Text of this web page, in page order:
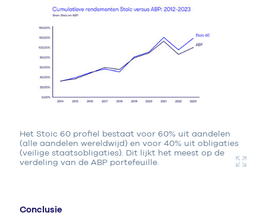
Het Stoic 60 profiel bestaat voor 60% uit aandelen
(alle aandelen wereldwijd) en voor 40% uit obligaties
(veilige staatsobligaties). Dit lijkt het meest op de
verdeling van de ABP portefeuille.
Conclusie